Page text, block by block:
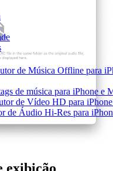
de Música Offline para
de música para iPhone e
de Vídeo HD para
de Áudio Hi-Res para